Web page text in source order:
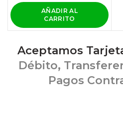
AÑADIR AL
CARRITO
Aceptamos
Débito,
Pagos